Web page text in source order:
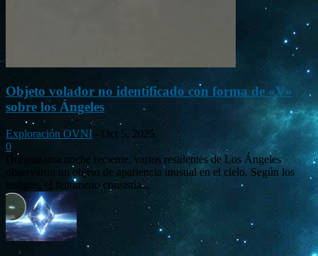
Objeto volador no identificado con forma de «V»
sobre los Ángeles
Exploración OVNI - Oct 5, 2025
0
Durante una noche reciente, varios residentes de Los Ángeles
observaron un objeto de apariencia inusual en el cielo. Según los
testigos, el fenómeno consistía...